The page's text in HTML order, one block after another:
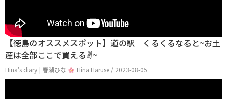
【徳島のオススメスポット】道の駅 くるくるなると~お土
産は全部ここで買える✌️~
Hina’s diary | 春瀬ひな Hina Haruse / 2023-08-05